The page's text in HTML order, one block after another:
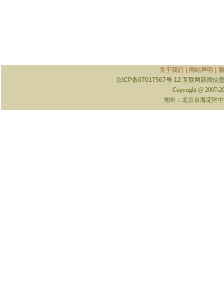
关于我们 网站声明
京ICP备07017567号-12 互联网新闻信
Copyright @ 2007-
地址：北京市海淀区